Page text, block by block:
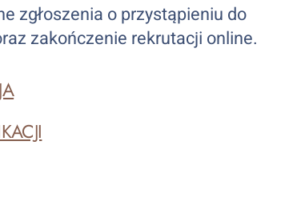
zgłoszenia o przystąpieniu do
zakończenie rekrutacji online.